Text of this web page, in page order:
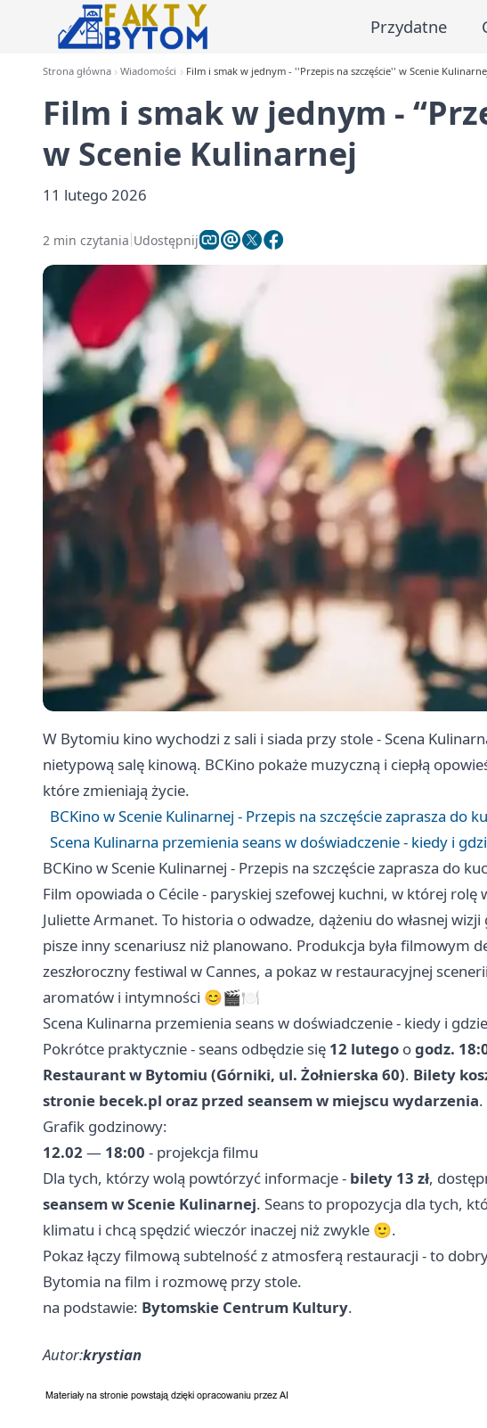
Przydatne
Strona główna Wiadomości Film i smak w jednym - ''Przepis na szczęście'' w Scenie
Film i smak w jednym -
w Scenie Kulinarnej
11 lutego 2026
2 min czytania Udostępnij
W Bytomiu kino wychodzi z sali i siada przy stole - Scena
nietypową salę kinową. BCKino pokaże muzyczną i ciepłą
które zmieniają życie.
BCKino w Scenie Kulinarnej - Przepis na szczęście zaprasza do
Scena Kulinarna przemienia seans w doświadczenie - kiedy i
BCKino w Scenie Kulinarnej - Przepis na szczęście zaprasza do
Film opowiada o Cécile - paryskiej szefowej kuchni, w której rolę
Juliette Armanet. To historia o odwadze, dążeniu do własnej
pisze inny scenariusz niż planowano. Produkcja była filmowym
zeszłoroczny festiwal w Cannes, a pokaz w restauracyjnej
aromatów i intymności 😊🎬🍽️
Scena Kulinarna przemienia seans w doświadczenie - kiedy i
Pokrótce praktycznie - seans odbędzie się 12 lutego ogodz.
Restaurant w Bytomiu (Górniki, ul. Żołnierska 60). Bilety
stronie becek.pl oraz przed seansem w miejscu wydarzenia.
Grafik godzinowy:
12.02 — 18:00 - projekcja filmu
Dla tych, którzy wolą powtórzyć informacje - bilety 13 zł,
seansem w Scenie Kulinarnej. Seans to propozycja dla tych,
klimatu i chcą spędzić wieczór inaczej niż zwykle 🙂.
Pokaz łączy filmową subtelność z atmosferą restauracji - to
Bytomia na film i rozmowę przy stole.
na podstawie: Bytomskie Centrum Kultury.
Autor:krystian